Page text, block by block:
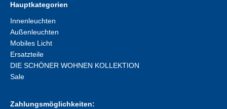
Hauptkategorien
Innenleuchten
Außenleuchten
Mobiles Licht
Ersatzteile
DIE SCHÖNER WOHNEN KOLLEKTION
Sale
Zahlungsmöglichkeiten: